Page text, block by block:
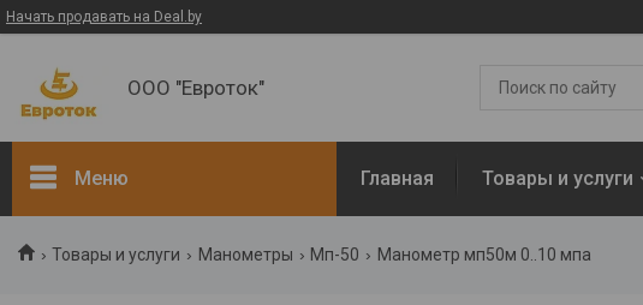
Начать продавать на Deal.by
ООО "Евроток"
Меню
РАБОТЫ
Главная Товары и услуги
Товары и услуги Манометры Мп-50 Манометр мп50м 0..10 мпа